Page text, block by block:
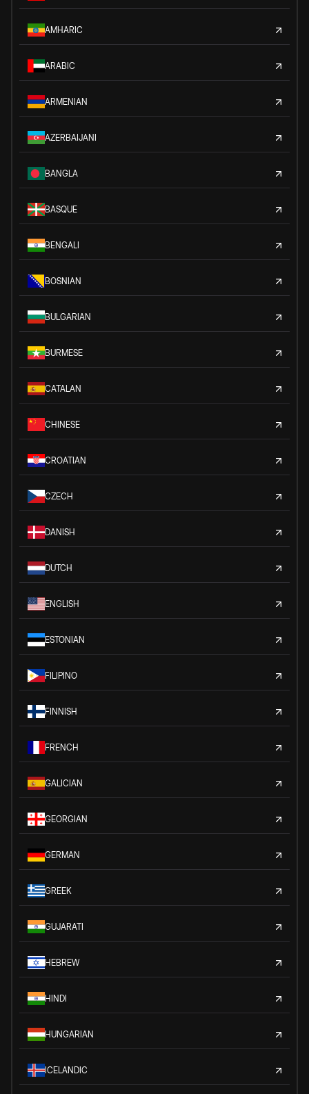
AMHARIC
ARABIC
ARMENIAN
AZERBAIJANI
BANGLA
BASQUE
BENGALI
BOSNIAN
BULGARIAN
BURMESE
CATALAN
CHINESE
CROATIAN
CZECH
DANISH
DUTCH
ENGLISH
ESTONIAN
FILIPINO
FINNISH
FRENCH
GALICIAN
GEORGIAN
GERMAN
GREEK
GUJARATI
HEBREW
HINDI
HUNGARIAN
ICELANDIC